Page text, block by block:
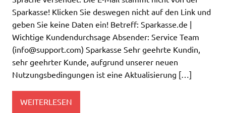
Sparkasse! Klicken Sie deswegen nicht auf den Link und
geben Sie keine Daten ein! Betreff: Sparkasse.de |
Wichtige Kundendurchsage Absender: Service Team
(info@support.com) Sparkasse Sehr geehrte Kundin,
sehr geehrter Kunde, aufgrund unserer neuen
Nutzungsbedingungen ist eine Aktualisierung […]
WEITERLESEN